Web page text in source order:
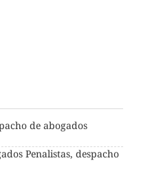
de abogados
Penalistas, despacho